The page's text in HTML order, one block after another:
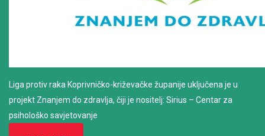
Liga protiv raka Koprivničko-križevačke županije uključena je u
projekt Znanjem do zdravlja, čiji je nositelj: Sirius – Centar za
psihološko savjetovanje